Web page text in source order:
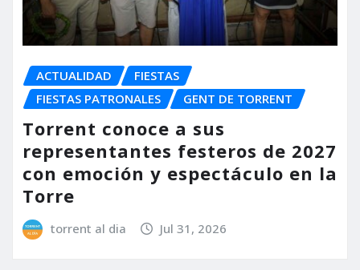
ACTUALIDAD
FIESTAS
FIESTAS PATRONALES
GENT DE TORRENT
Torrent conoce a sus
representantes festeros de 2027
con emoción y espectáculo en la
Torre
torrent al dia Jul 31, 2026